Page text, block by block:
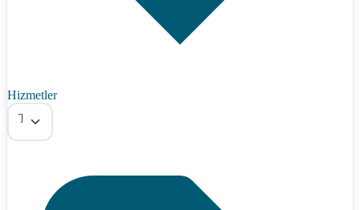
Hizmetler
Tümü